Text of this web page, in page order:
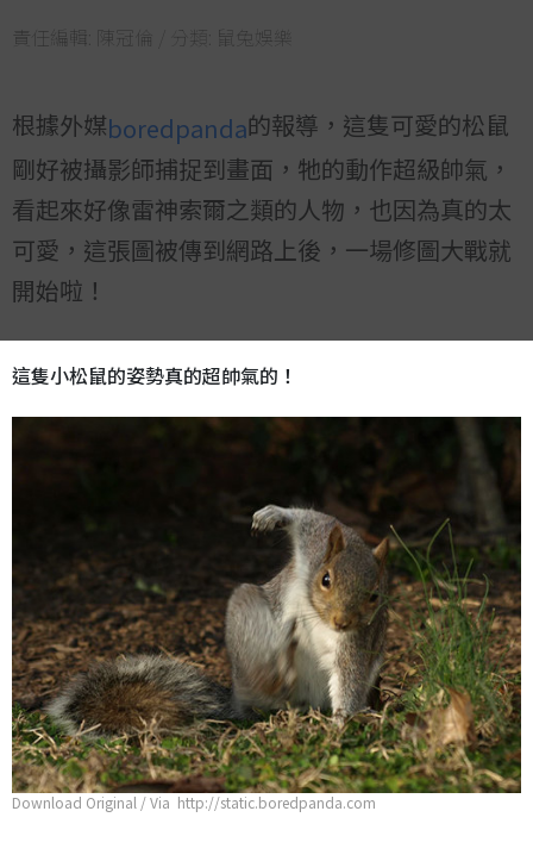
責任編輯: 陳冠倫 / 分類: 鼠兔娛樂
根據外媒boredpanda的報導，這隻可愛的松鼠
剛好被攝影師捕捉到畫面，牠的動作超級帥氣，
看起來好像雷神索爾之類的人物，也因為真的太
可愛，這張圖被傳到網路上後，一場修圖大戰就
開始啦！
這隻小松鼠的姿勢真的超帥氣的！
Download Original / Via http://static.boredpanda.com